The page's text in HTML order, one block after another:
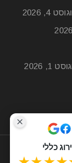
4, 2026
1, 2026
| חנות רהיטים
כללי